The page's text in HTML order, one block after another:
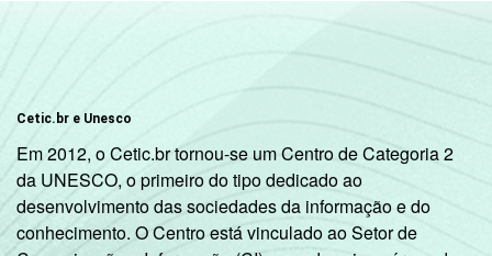
Cetic.br e Unesco
Em 2012, o Cetic.br tornou-se um Centro de Categoria 2
da UNESCO, o primeiro do tipo dedicado ao
desenvolvimento das sociedades da informação e do
conhecimento. O Centro está vinculado ao Setor de